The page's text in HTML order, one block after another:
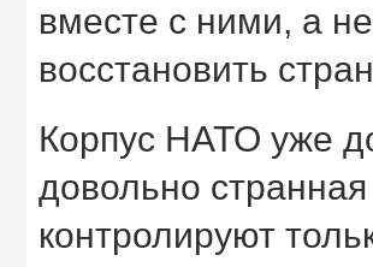
вместе с ними, а
восстановить
Корпус НАТО уже
довольно
контролируют